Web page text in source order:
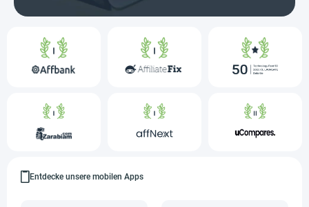
Entdecke unsere mobilen Apps